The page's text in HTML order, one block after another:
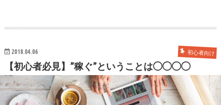
2018.04.06 初心者向け
【初心者必見】”稼ぐ”ということは◯◯◯◯